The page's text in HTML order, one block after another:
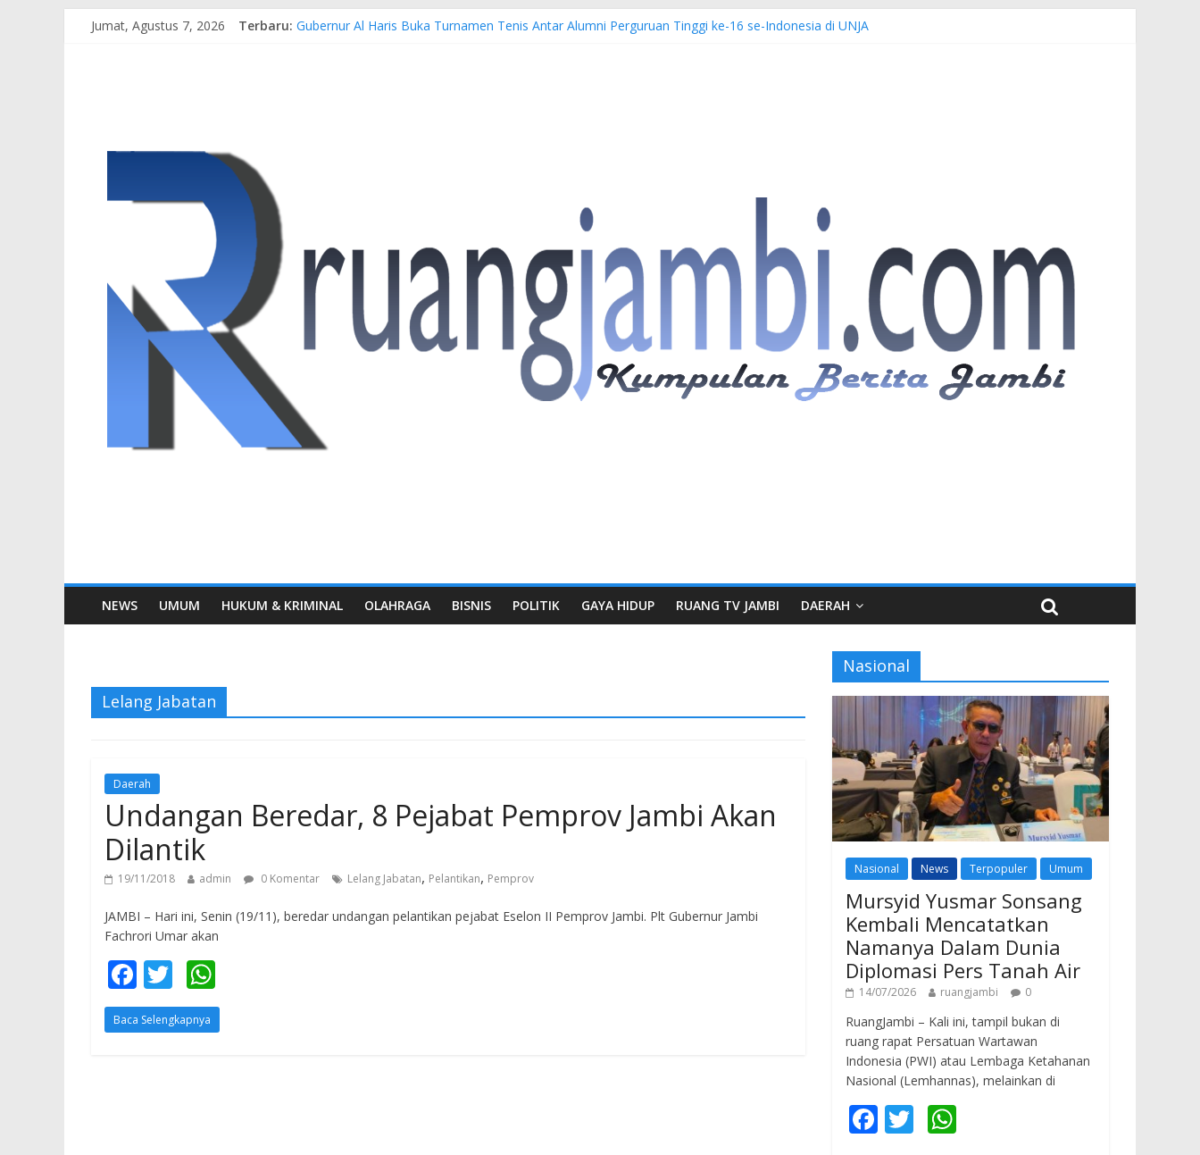
Jumat, Agustus 7, 2026 Terbaru: Gubernur Al Haris Buka Turnamen Tenis Antar Alumni Perguruan Tinggi ke-16 se-Indonesia di UNJA
NEWS UMUM HUKUM & KRIMINAL OLAHRAGA BISNIS POLITIK GAYA HIDUP RUANG TV JAMBI DAERAH
Lelang Jabatan
Daerah
Undangan Beredar, 8 Pejabat Pemprov Jambi Akan
Dilantik
19/11/2018 admin 0 Komentar Lelang Jabatan, Pelantikan, Pemprov
JAMBI – Hari ini, Senin (19/11), beredar undangan pelantikan pejabat Eselon II Pemprov Jambi. Plt Gubernur Jambi
Fachrori Umar akan
F
ac
e
T
w
itt
h
at
Baca Selengkapnya
Nasional
Nasional News Terpopuler Umum
Mursyid Yusmar Sonsang
Kembali Mencatatkan
Namanya Dalam Dunia
Diplomasi Pers Tanah Air
14/07/2026 ruangjambi 0
RuangJambi – Kali ini, tampil bukan di
ruang rapat Persatuan Wartawan
Indonesia (PWI) atau Lembaga Ketahanan
Nasional (Lemhannas), melainkan di
F T